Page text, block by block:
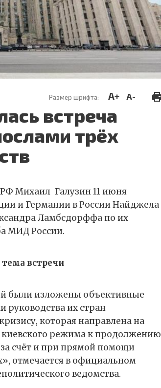
Размер шрифта: A+ A-
встреча
трёх
РФ Михаил Галузин 11 июня
и Германии в России Найджела
Ламбсдорффа по их
МИД России.
встречи
были изложены объективные
руководства их стран
которая направлена на
режима к продолжению
счёт и при прямой помощи
отмечается в официальном
ведомства.